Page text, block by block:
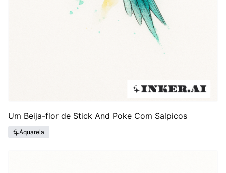
Um Beija-flor de Stick And Poke Com Salpicos
Aquarela